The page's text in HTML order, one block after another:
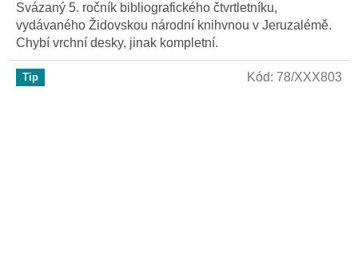
Svázaný 5. ročník bibliografického čtvrtletníku,
vydávaného Židovskou národní knihvnou v Jeruzalémě.
Chybí vrchní desky, jinak kompletní.
Tip Kód: 78/XXX803